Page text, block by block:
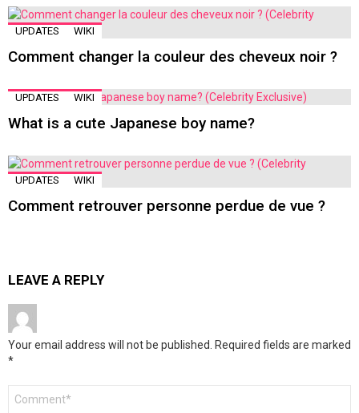
UPDATES WIKI
Comment changer la couleur des cheveux noir ?
UPDATES WIKI
What is a cute Japanese boy name?
UPDATES WIKI
Comment retrouver personne perdue de vue ?
LEAVE A REPLY
Your email address will not be published.
Required fields are marked
*